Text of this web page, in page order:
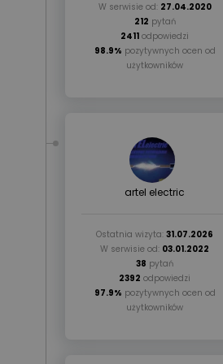
W serwisie od: 27.04.2020
212 pytań
2411 odpowiedzi
98.9% pozytywnych ocen od
użytkowników
artel electric
Ostatnia wizyta: 31.07.2026
W serwisie od: 03.01.2022
38 pytań
2392 odpowiedzi
97.9% pozytywnych ocen od
użytkowników